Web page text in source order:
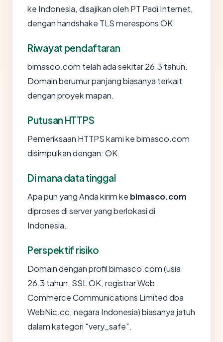
ke Indonesia, disajikan oleh PT Padi Internet,
dengan handshake TLS merespons OK.
Riwayat pendaftaran
bimasco.com telah ada sekitar 26.3 tahun.
Domain berumur panjang biasanya terkait
dengan proyek mapan.
Putusan HTTPS
Pemeriksaan HTTPS kami ke bimasco.com
disimpulkan dengan: OK.
Di mana data tinggal
Apa pun yang Anda kirim ke bimasco.com
diproses di server yang berlokasi di
Indonesia.
Perspektif risiko
Domain dengan profil bimasco.com (usia
26.3 tahun, SSL OK, registrar Web
Commerce Communications Limited dba
WebNic.cc, negara Indonesia) biasanya jatuh
dalam kategori "very_safe".